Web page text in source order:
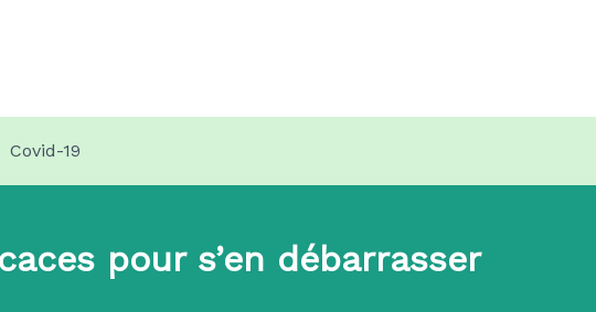
Covid-19
pour s’en débarrasser